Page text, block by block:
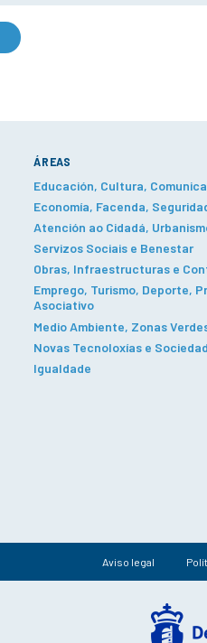
ÁREAS
Educación, Cultura,
Economía, Facenda,
Atención ao Cidadá,
Servizos Sociais e Benestar
Obras, Infraestructuras e
Emprego, Turismo, Deporte,
Asociativo
Medio Ambiente, Zonas
Novas Tecnoloxías e
Igualdade
Aviso legal